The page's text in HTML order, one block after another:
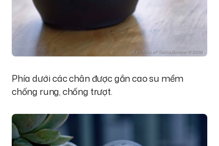
Phía dưới các chân được gắn cao su mềm
chống rung, chống trượt.